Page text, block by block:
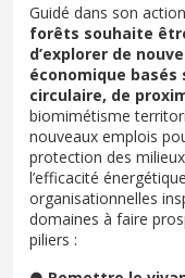
Guidé dans son
forêts souhaite
d’explorer de
économique basés
circulaire, de
biomimétisme
nouveaux emplois
protection des
l’efficacité
organisationnelles
domaines à faire
piliers :